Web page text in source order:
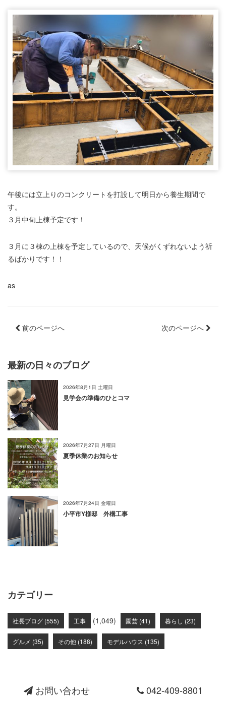
午後には立上りのコンクリートを打設して明日から養生期間で
す。
３月中旬上棟予定です！
３月に３棟の上棟を予定しているので、天候がくずれないよう祈
るばかりです！！
as
前のページへ 次のページへ
最新の日々のブログ
2026年8月1日 土曜日
見学会の準備のひとコマ
2026年7月27日 月曜日
夏季休業のお知らせ
2026年7月24日 金曜日
小平市Y様邸 外構工事
カテゴリー
社長ブログ (555) 工事 (1,049) 園芸 (41) 暮らし (23)
グルメ (35) その他 (188) モデルハウス (135)
お問い合わせ 042-409-8801